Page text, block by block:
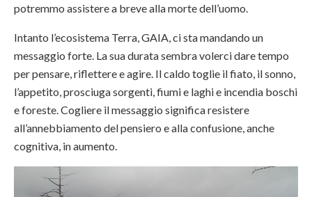
potremmo assistere a breve alla morte dell’uomo.
Intanto l’ecosistema Terra, GAIA, ci sta mandando un
messaggio forte. La sua durata sembra volerci dare tempo
per pensare, riflettere e agire. Il caldo toglie il fiato, il sonno,
l’appetito, prosciuga sorgenti, fiumi e laghi e incendia boschi
e foreste. Cogliere il messaggio significa resistere
all’annebbiamento del pensiero e alla confusione, anche
cognitiva, in aumento.